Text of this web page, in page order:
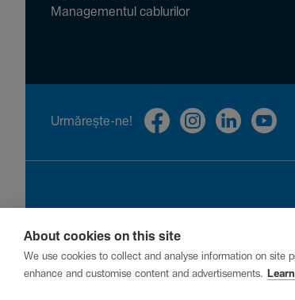
Managementul cablurilor
Urmă­rește-ne!
Privacy Cookies
About cookies on this site
We use cookies to collect and analyse information on site
enhance and customise content and advertisements.